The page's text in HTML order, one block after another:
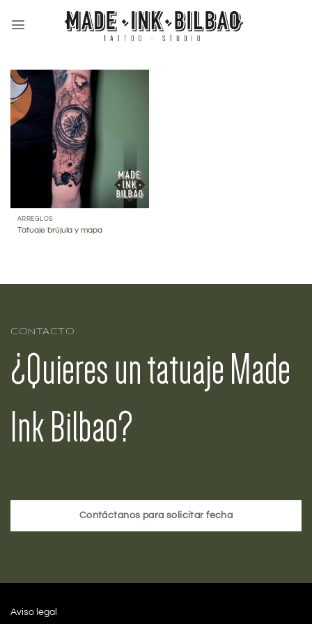
ARREGLOS
Tatuaje brújula y mapa
CONTACTO
¿Quieres un tatuaje Made
Ink Bilbao?
Contáctanos para solicitar fecha
Aviso legal